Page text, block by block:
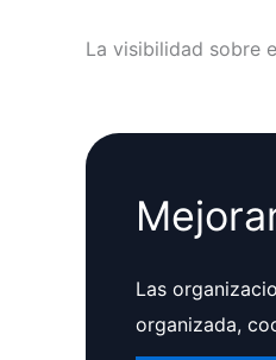
La visibilidad sobre
Las
organizada,